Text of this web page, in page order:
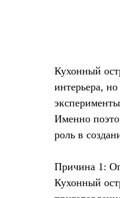
Кухонный
интерьера,
Именно
роль в
Причина 1:
Кухонный